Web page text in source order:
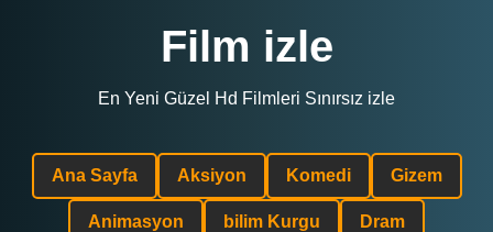
Film izle
En Yeni Güzel Hd Filmleri Sınırsız izle
Ana Sayfa Aksiyon Komedi Gizem
Animasyon bilim Kurgu Dram